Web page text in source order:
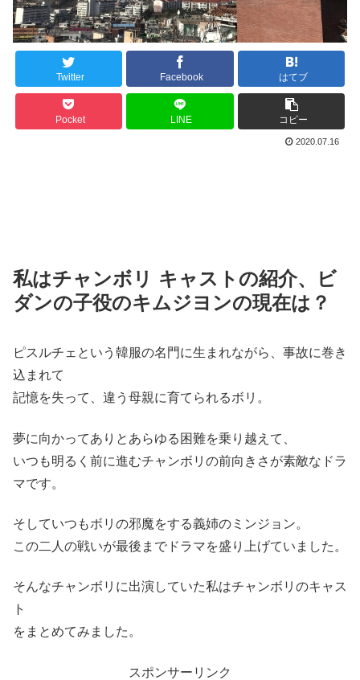
Twitter Facebook はてブ
Pocket LINE コピー
2020.07.16
私はチャンボリ キャストの紹介、ビ
ダンの子役のキムジヨンの現在は？
ピスルチェという韓服の名門に生まれながら、事故に巻き
込まれて
記憶を失って、違う母親に育てられるボリ。
夢に向かってありとあらゆる困難を乗り越えて、
いつも明るく前に進むチャンボリの前向きさが素敵なドラ
マです。
そしていつもボリの邪魔をする義姉のミンジョン。
この二人の戦いが最後までドラマを盛り上げていました。
そんなチャンボリに出演していた私はチャンボリのキャス
ト
をまとめてみました。
スポンサーリンク